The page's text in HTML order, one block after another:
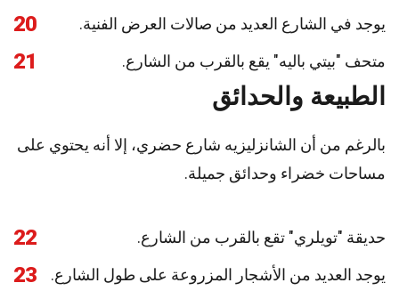
20 يوجد في الشارع العديد من صالات العرض الفنية.
21 متحف "بيتي باليه" يقع بالقرب من الشارع.
الطبيعة والحدائق
بالرغم من أن الشانزليزيه شارع حضري، إلا أنه يحتوي على
مساحات خضراء وحدائق جميلة.
22 حديقة "تويلري" تقع بالقرب من الشارع.
23 يوجد العديد من الأشجار المزروعة على طول الشارع.